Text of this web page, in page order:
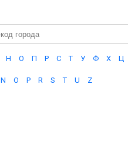
Н О П Р С Т У Ф Х Ц
N O P R S T U Z